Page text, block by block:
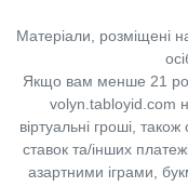
Матеріали, розміщені
Якщо вам менше 21
volyn.tabloyid.com
віртуальні гроші,
ставок та/інших
азартними іграми,